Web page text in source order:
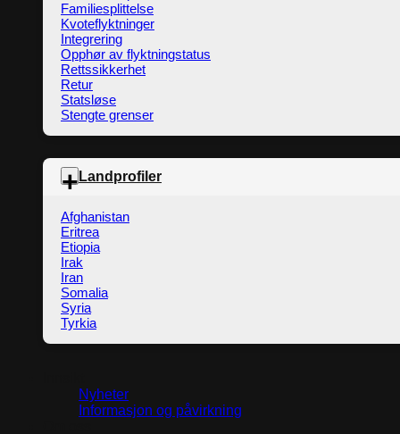
Familiesplittelse
Kvoteflyktninger
Integrering
Opphør av flyktningstatus
Rettssikkerhet
Retur
Statsløse
Stengte grenser
Landprofiler
Afghanistan
Eritrea
Etiopia
Irak
Iran
Somalia
Syria
Tyrkia
Nyheter
Informasjon og påvirkning